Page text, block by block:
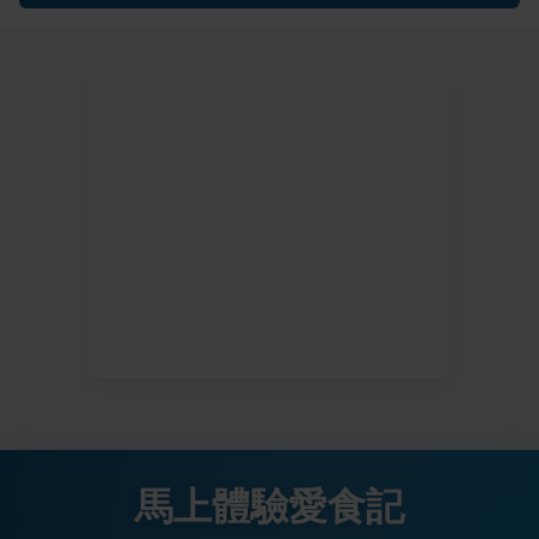
馬上體驗愛食記